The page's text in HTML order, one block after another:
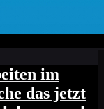
im
das jetzt